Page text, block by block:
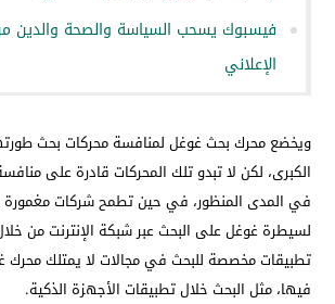
فيسبوك يسحب السياسة والصحة والدين من
الإعلاني
ويخضع محرك بحث غوغل لمنافسة محركات بحث
الكبرى، لكن لا تبدو تلك المحركات قادرة على
في المدى المنظور، في حين تطمح شركات
لسيطرة غوغل على البحث عبر شبكة الإنترنت من
تطبيقات مخصصة للبحث في مجالات لا يمتلك محرك
فيها، مثل البحث خلال تطبيقات الأجهزة الذكية.